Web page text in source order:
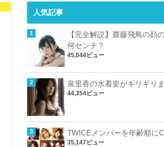
人気記事
【完全解説】齋藤飛鳥の顔
何センチ？
45,044ビュー
泉里香の水着姿がギリギリ
44,354ビュー
TWICEメンバーを年齢順に
35,147ビュー